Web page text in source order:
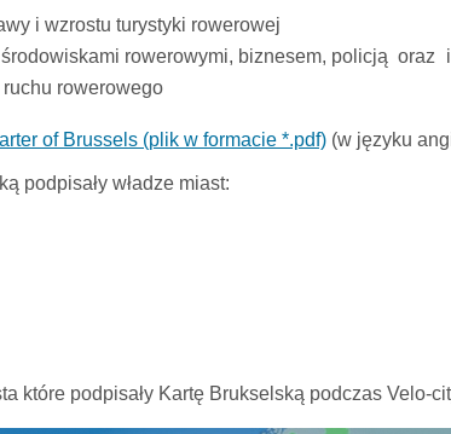
i wzrostu turystyki rowerowej
środowiskami rowerowymi, biznesem, policją oraz
rowerowego
of Brussels (plik w formacie *.pdf) (w języku
podpisały władze miast:
które podpisały Kartę Brukselską podczas Velo-